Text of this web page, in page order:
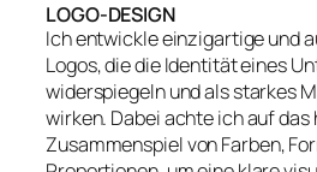
LOGO-DESIGN
Ich entwickle einzigartige und
Logos, die die Identität eines
widerspiegeln und als starkes
wirken. Dabei achte ich auf
Zusammenspiel von Farben,